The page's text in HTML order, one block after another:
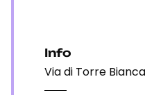
Info
Via di Torre